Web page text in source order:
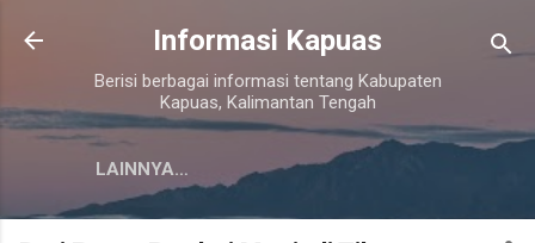
Langsung ke konten utama
Informasi Kapuas
Berisi berbagai informasi tentang Kabupaten
Kapuas, Kalimantan Tengah
LAINNYA…